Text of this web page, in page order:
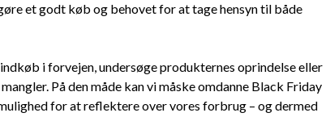
et godt køb og behovet for at tage hensyn til både
i forvejen, undersøge produkternes oprindelse eller
På den måde kan vi måske omdanne Black Friday
for at reflektere over vores forbrug – og dermed